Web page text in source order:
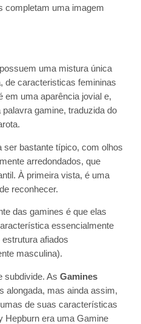
completam uma imagem
uma mistura única
de caracteristicas femininas
em uma aparência jovial e,
gamine, traduzida do
ser bastante típico, com olhos
arredondados, que
À primeira vista, é uma
reconhecer.
das gamines é que elas
essencialmente
afiados
masculina).
subdivide. AsGamines
alongada, mas ainda assim,
de suas características
Hepburn era uma Gamine